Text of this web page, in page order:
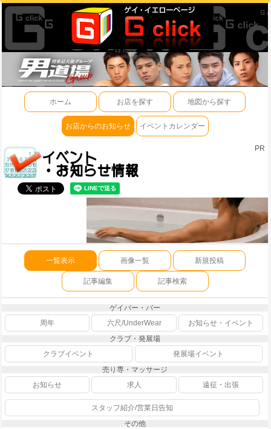
ホーム お店を探す 地図から探す
お店からのお知らせ イベントカレンダー
PR
一覧表示 画像一覧 新規投稿
記事編集 記事検索
ゲイバー・バー
周年
六尺/UnderWear
お知らせ・イベント
クラブ・発展場
クラブイベント
発展場イベント
売り専・マッサージ
お知らせ
求人 遠征・出張
スタッフ紹介/営業日告知
その他